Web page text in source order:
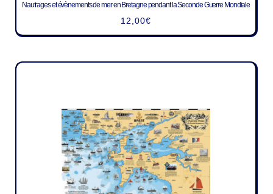
Naufrages et évènements de mer en Bretagne pendant la Seconde Guerre Mondiale
12,00€